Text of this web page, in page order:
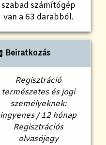
szabad számítógép
van a 63 darabból.
Beiratkozás
Regisztráció
természetes és jogi
személyeknek:
ingyenes / 12 hónap
Regisztrációs
olvasójegy